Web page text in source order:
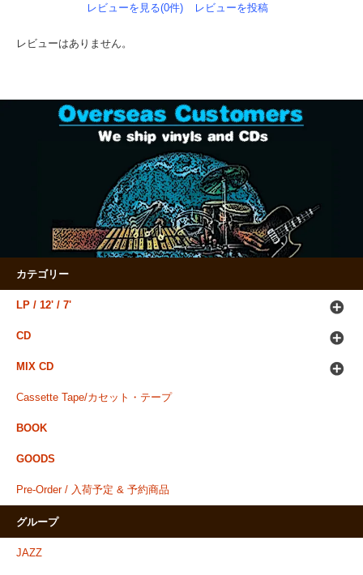
レビューを見る(0件) レビューを投稿
レビューはありません。
カテゴリー
LP / 12' / 7'
CD
MIX CD
Cassette Tape/カセット・テープ
BOOK
GOODS
Pre-Order / 入荷予定 & 予約商品
グループ
JAZZ